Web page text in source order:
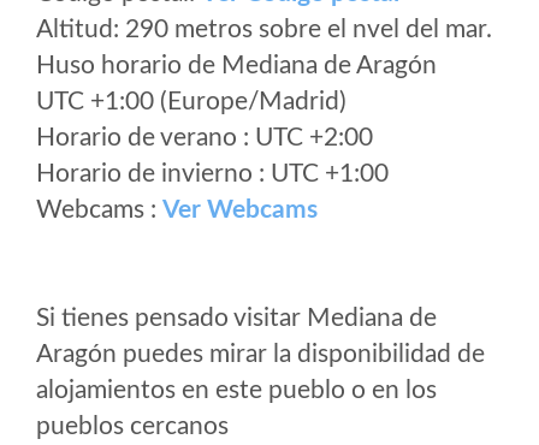
Altitud: 290 metros sobre el nvel del mar.
Huso horario de Mediana de Aragón
UTC +1:00 (Europe/Madrid)
Horario de verano : UTC +2:00
Horario de invierno : UTC +1:00
Webcams : Ver Webcams
Si tienes pensado visitar Mediana de
Aragón puedes mirar la disponibilidad de
alojamientos en este pueblo o en los
pueblos cercanos